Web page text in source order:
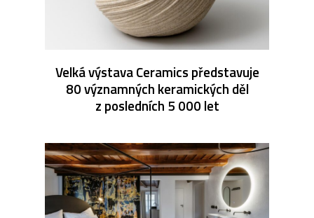
Velká výstava Ceramics představuje
80 významných keramických děl
z posledních 5 000 let